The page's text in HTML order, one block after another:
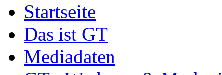
Startseite
Das ist GT
Mediadaten